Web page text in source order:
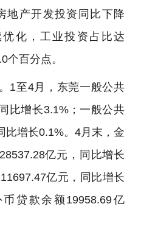
地产开发投资同比下降
化，工业投资占比达
个百分点。
至4月，东莞一般公共
比增长3.1%；一般公共
比增长0.1%。4月末，金
亿元，同比增长
亿元，同比增长
贷款余额19958.69亿